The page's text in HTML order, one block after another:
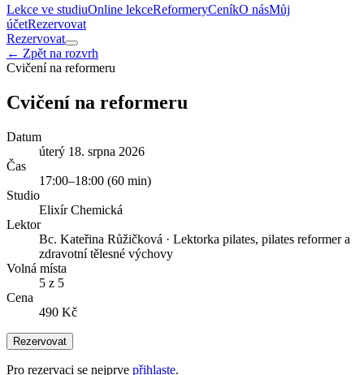
Lekce ve studiuOnline lekceReformeryCeníkO násMůj
účetRezervovat
Rezervovat
← Zpět na rozvrh
Cvičení na reformeru
Cvičení na reformeru
Datum
úterý 18. srpna 2026
Čas
17:00–18:00 (60 min)
Studio
Elixír Chemická
Lektor
Bc. Kateřina Růžičková · Lektorka pilates, pilates reformer a
zdravotní tělesné výchovy
Volná místa
5 z 5
Cena
490 Kč
Rezervovat
Pro rezervaci se nejprve přihlaste.